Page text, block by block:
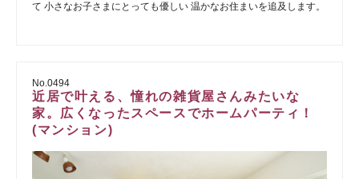
て 小さなお子さまにとっても優しい 温かなお住まいを追及します。
No.0494
近居で叶える、憧れの雑貨屋さんみたいな
家。広くなったスペースでホームパーティ！
(マンション)